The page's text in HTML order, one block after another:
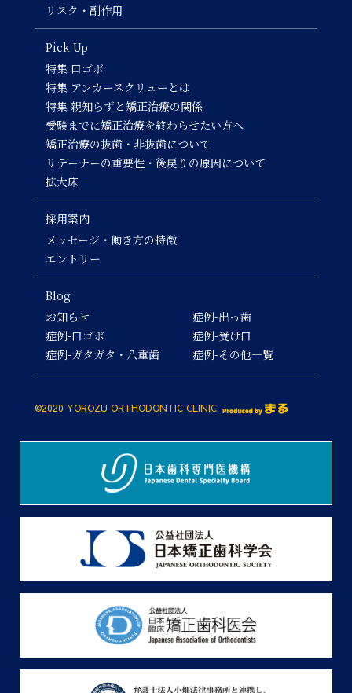
リスク・副作用
Pick Up
特集 口ゴボ
特集 アンカースクリューとは
特集 親知らずと矯正治療の関係
受験までに矯正治療を終わらせたい方へ
矯正治療の抜歯・非抜歯について
リテーナーの重要性・後戻りの原因について
拡大床
採用案内
メッセージ・働き方の特徴
エントリー
Blog
お知らせ
症例-口ゴボ
症例-ガタガタ・八重歯
症例-出っ歯
症例-受け口
症例-その他一覧
©2020 YOROZU ORTHODONTIC CLINIC.